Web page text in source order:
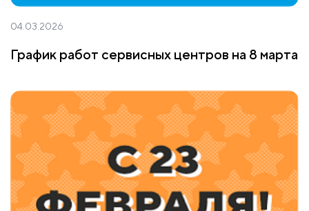
04.03.2026
График работ сервисных центров на 8 марта